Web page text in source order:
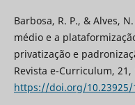
Barbosa, R. P., & Alves,
médio e a
privatização e
Revista e-Curriculum, 21,
https://doi.org/10.23925/